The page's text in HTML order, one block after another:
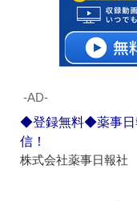
‐AD‐
◆登録無料◆薬事日
信！
株式会社薬事日報社